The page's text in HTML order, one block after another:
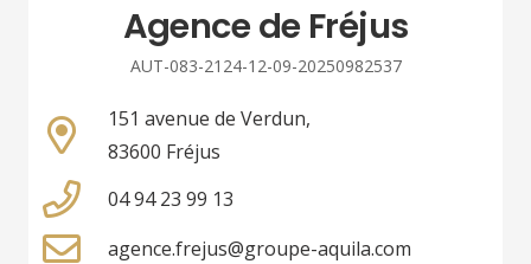
Agence de Fréjus
AUT-083-2124-12-09-20250982537
151 avenue de Verdun,
83600 Fréjus
04 94 23 99 13
agence.frejus@groupe-aquila.com